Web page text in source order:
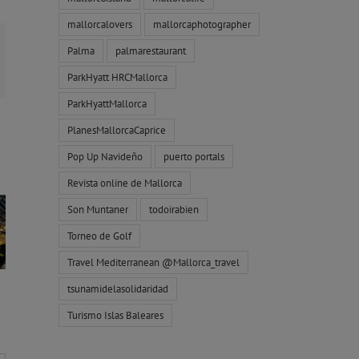
mallorcalovers mallorcaphotographer
Palma palmarestaurant
ParkHyatt HRCMallorca
ParkHyattMallorca
PlanesMallorcaCaprice
Pop Up Navideño puerto portals
Revista online de Mallorca
Son Muntaner todoirabien
Torneo de Golf
Travel Mediterranean @Mallorca_travel
tsunamidelasolidaridad
Turismo Islas Baleares